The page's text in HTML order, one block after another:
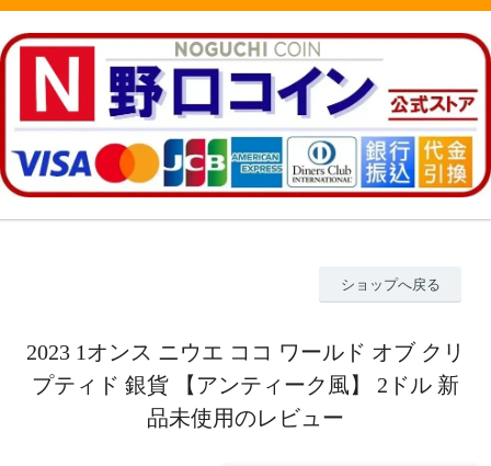
ショップへ戻る
2023 1オンス ニウエ ココ ワールド オブ クリ
プティド 銀貨 【アンティーク風】 2ドル 新
品未使用のレビュー